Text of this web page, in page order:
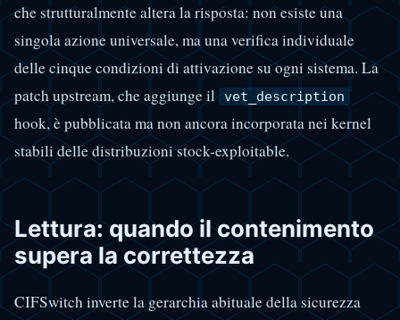
che strutturalmente altera la risposta: non esiste una
singola azione universale, ma una verifica individuale
delle cinque condizioni di attivazione su ogni sistema. La
patch upstream, che aggiunge il vet_description
hook, è pubblicata ma non ancora incorporata nei kernel
stabili delle distribuzioni stock-exploitable.
Lettura: quando il contenimento
supera la correttezza
CIFSwitch inverte la gerarchia abituale della sicurezza